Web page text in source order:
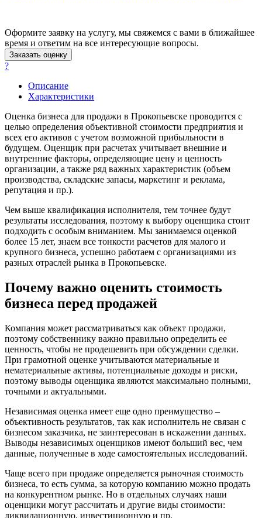
Оформите заявку на услугу, мы свяжемся с вами в ближайшее
время и ответим на все интересующие вопросы.
Заказать оценку
?
Описание
Характеристики
Оценка бизнеса для продажи в Прокопьевске проводится с
целью определения объективной стоимости предприятия и
всех его активов с учетом возможной прибыльности в
будущем. Оценщик при расчетах учитывает внешние и
внутренние факторы, определяющие цену и ценность
организации, а также ряд важных характеристик (объем
производства, складские запасы, маркетинг и реклама,
репутация и пр.).
Чем выше квалификация исполнителя, тем точнее будут
результаты исследования, поэтому к выбору оценщика стоит
подходить с особым вниманием. Мы занимаемся оценкой
более 15 лет, знаем все тонкости расчетов для малого и
крупного бизнеса, успешно работаем с организациями из
разных отраслей рынка в Прокопьевске.
Почему важно оценить стоимость
бизнеса перед продажей
Компания может рассматриваться как объект продажи,
поэтому собственнику важно правильно определить ее
ценность, чтобы не продешевить при обсуждении сделки.
При грамотной оценке учитываются материальные и
нематериальные активы, потенциальные доходы и риски,
поэтому выводы оценщика являются максимально полными,
точными и актуальными.
Независимая оценка имеет еще одно преимущество –
объективность результатов, так как исполнитель не связан с
бизнесом заказчика, не заинтересован в искажении данных.
Выводы независимых оценщиков имеют больший вес, чем
данные, полученные в ходе самостоятельных исследований.
Чаще всего при продаже определяется рыночная стоимость
бизнеса, то есть сумма, за которую компанию можно продать
на конкурентном рынке. Но в отдельных случаях наши
оценщики могут рассчитать и другие виды стоимости:
ликвидационную, инвестиционную и пр.
Балабаново
Балаково
Балашиха
Балашов
Барабинск
Барнаул
Бахчисарай
Белая Калитва
Белгород
Белебей
Белово
Белогорск
Белореченск
Белоярский
Бердск
Березники
Биробиджан
Бирск
Благовещенск
Благодарный
Богородицк
Боготол
Большой Камень
Бор
Борзя
Борисоглебск
Боровичи
Братск
Бронницы
Брянск
Бугульма
Бугуруслан
Бузулук